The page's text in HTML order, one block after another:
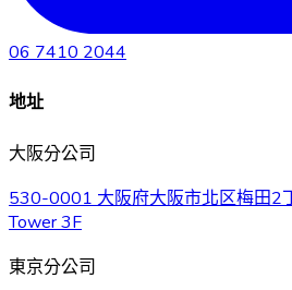
06 7410 2044
地址
大阪分公司
530-0001 大阪府大阪市北区梅田2
Tower 3F
東京分公司